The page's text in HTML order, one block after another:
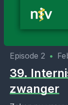
Episode 2 •
39.
zwanger